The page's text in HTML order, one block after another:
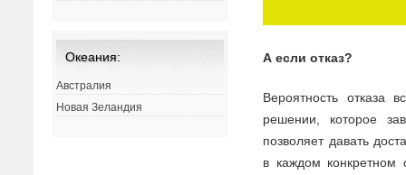
А если отказ?
Вероятность
решении, которое
позволяет давать
в каждом
Океания:
Австралия
Новая Зеландия